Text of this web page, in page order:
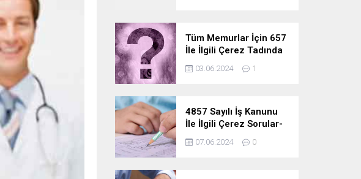
Tüm Memurlar İçin 657
İle İlgili Çerez Tadında
Deneme Sınavı
03.06.2024 1
4857 Sayılı İş Kanunu
İle İlgili Çerez Sorular-
Deneme Sınavı
07.06.2024 0